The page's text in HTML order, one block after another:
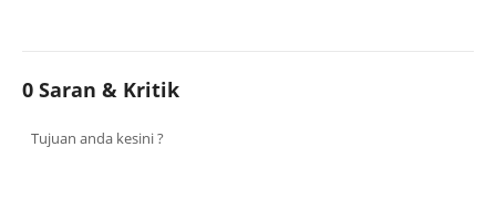
0 Saran & Kritik
Tujuan anda kesini ?